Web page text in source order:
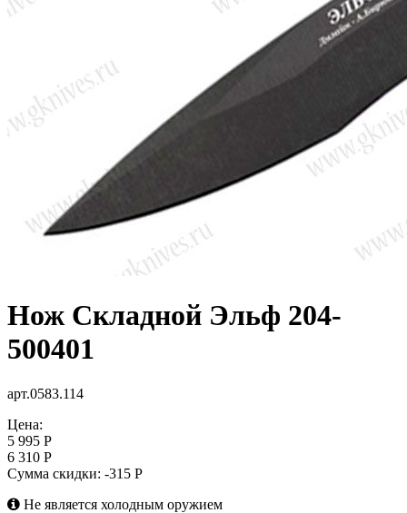
Нож Складной Эльф 204-
500401
арт.0583.114
Цена:
5 995 Р
6 310 Р
Сумма скидки: -315 Р
Не является холодным оружием